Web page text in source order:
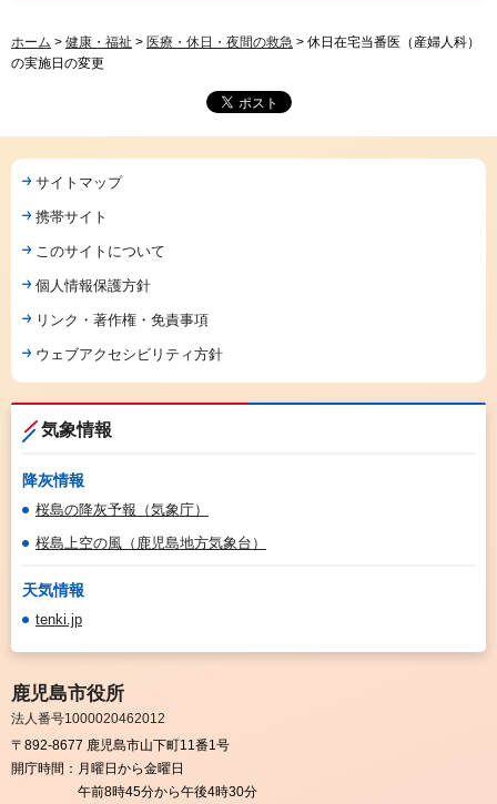
ホーム > 健康・福祉 > 医療・休日・夜間の救急 > 休日在宅当番医（産婦人科）
の実施日の変更
サイトマップ
携帯サイト
このサイトについて
個人情報保護方針
リンク・著作権・免責事項
ウェブアクセシビリティ方針
気象情報
降灰情報
桜島の降灰予報（気象庁）
桜島上空の風（鹿児島地方気象台）
天気情報
tenki.jp
鹿児島市役所
法人番号1000020462012
〒892-8677 鹿児島市山下町11番1号
開庁時間： 月曜日から金曜日
午前8時45分から午後4時30分